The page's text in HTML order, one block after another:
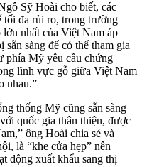
Sỹ Hoài cho biết, các
tối đa rủi ro, trong trường
nhất của Việt Nam áp
sàng để có thể tham gia
phía Mỹ yêu cầu chứng
lĩnh vực gỗ giữa Việt Nam
nhau.”
thống Mỹ cũng sẵn sàng
quốc gia thân thiện, được
ông Hoài chia sẻ và
là “khe cửa hẹp” nên
động xuất khẩu sang thị